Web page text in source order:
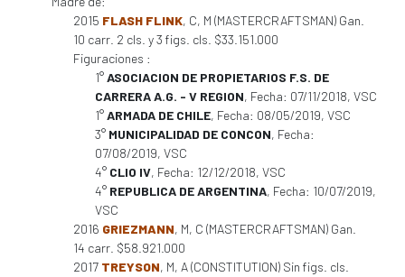
2015 FLASH FLINK, C, M (MASTERCRAFTSMAN) Gan.
10 carr. 2 cls. y 3 figs. cls. $33.151.000
Figuraciones :
1°ASOCIACION DE PROPIETARIOS F.S. DE
CARRERA A.G. - V REGION, Fecha: 07/11/2018, VSC
1°ARMADA DE CHILE, Fecha: 08/05/2019, VSC
3° MUNICIPALIDAD DE CONCON, Fecha:
07/08/2019, VSC
4° CLIO IV, Fecha: 12/12/2018, VSC
4° REPUBLICA DE ARGENTINA, Fecha: 10/07/2019,
VSC
2016 GRIEZMANN, M, C (MASTERCRAFTSMAN) Gan.
14 carr. $58.921.000
2017 TREYSON, M, A (CONSTITUTION) Sin figs. cls.